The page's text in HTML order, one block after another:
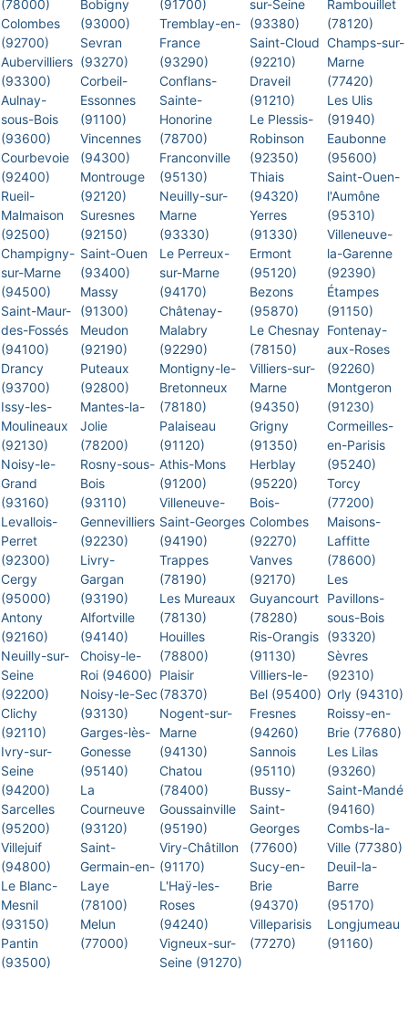
(78000)
Colombes
(92700)
Aubervilliers
(93300)
Aulnay-
sous-Bois
(93600)
Courbevoie
(92400)
Rueil-
Malmaison
(92500)
Champigny-
sur-Marne
(94500)
Saint-Maur-
des-Fossés
(94100)
Drancy
(93700)
Issy-les-
Moulineaux
(92130)
Noisy-le-
Grand
(93160)
Levallois-
Perret
(92300)
Cergy
(95000)
Antony
(92160)
Neuilly-sur-
Seine
(92200)
Clichy
(92110)
Ivry-sur-
Seine
(94200)
Sarcelles
(95200)
Villejuif
(94800)
Le Blanc-
Mesnil
(93150)
Pantin
(93500)
Bobigny
(93000)
Sevran
(93270)
Corbeil-
Essonnes
(91100)
Vincennes
(94300)
Montrouge
(92120)
Suresnes
(92150)
Saint-Ouen
(93400)
Massy
(91300)
Meudon
(92190)
Puteaux
(92800)
Mantes-la-
Jolie
(78200)
Rosny-sous-
Bois
(93110)
Gennevilliers
(92230)
Livry-
Gargan
(93190)
Alfortville
(94140)
Choisy-le-
Roi (94600)
Noisy-le-Sec
(93130)
Garges-lès-
Gonesse
(95140)
La
Courneuve
(93120)
Saint-
Germain-en-
Laye
(78100)
Melun
(77000)
(91700)
Tremblay-en-
France
(93290)
Conflans-
Sainte-
Honorine
(78700)
Franconville
(95130)
Neuilly-sur-
Marne
(93330)
Le Perreux-
sur-Marne
(94170)
Châtenay-
Malabry
(92290)
Montigny-le-
Bretonneux
(78180)
Palaiseau
(91120)
Athis-Mons
(91200)
Villeneuve-
Saint-Georges
(94190)
Trappes
(78190)
Les Mureaux
(78130)
Houilles
(78800)
Plaisir
(78370)
Nogent-sur-
Marne
(94130)
Chatou
(78400)
Goussainville
(95190)
Viry-Châtillon
(91170)
L'Haÿ-les-
Roses
(94240)
Vigneux-sur-
Seine (91270)
sur-Seine
(93380)
Saint-Cloud
(92210)
Draveil
(91210)
Le Plessis-
Robinson
(92350)
Thiais
(94320)
Yerres
(91330)
Ermont
(95120)
Bezons
(95870)
Le Chesnay
(78150)
Villiers-sur-
Marne
(94350)
Grigny
(91350)
Herblay
(95220)
Bois-
Colombes
(92270)
Vanves
(92170)
Guyancourt
(78280)
Ris-Orangis
(91130)
Villiers-le-
Bel (95400)
Fresnes
(94260)
Sannois
(95110)
Bussy-
Saint-
Georges
(77600)
Sucy-en-
Brie
(94370)
Villeparisis
(77270)
Rambouillet
(78120)
Champs-sur-
Marne
(77420)
Les Ulis
(91940)
Eaubonne
(95600)
Saint-Ouen-
l'Aumône
(95310)
Villeneuve-
la-Garenne
(92390)
Étampes
(91150)
Fontenay-
aux-Roses
(92260)
Montgeron
(91230)
Cormeilles-
en-Parisis
(95240)
Torcy
(77200)
Maisons-
Laffitte
(78600)
Les
Pavillons-
sous-Bois
(93320)
Sèvres
(92310)
Orly (94310)
Roissy-en-
Brie (77680)
Les Lilas
(93260)
Saint-Mandé
(94160)
Combs-la-
Ville (77380)
Deuil-la-
Barre
(95170)
Longjumeau
(91160)